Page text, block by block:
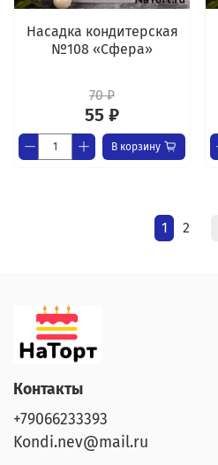
Насадка кондитерская
№108 «Сфера»
70 ₽
55 ₽
В корзину
1 2
Контакты
+79066233393
Kondi.nev@mail.ru